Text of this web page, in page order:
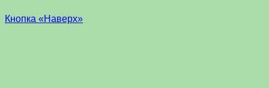
Кнопка «Наверх»